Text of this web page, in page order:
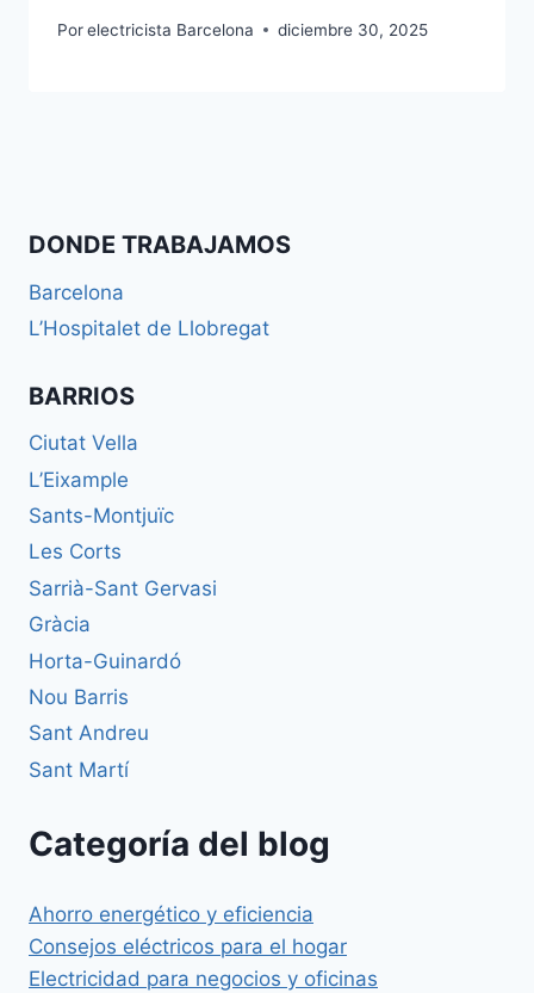
Porelectricista Barcelona diciembre 30, 2025
DONDE TRABAJAMOS
Barcelona
L’Hospitalet de Llobregat
BARRIOS
Ciutat Vella
L’Eixample
Sants-Montjuïc
Les Corts
Sarrià-Sant Gervasi
Gràcia
Horta-Guinardó
Nou Barris
Sant Andreu
Sant Martí
Categoría del blog
Ahorro energético y eficiencia
Consejos eléctricos para el hogar
Electricidad para negocios y oficinas